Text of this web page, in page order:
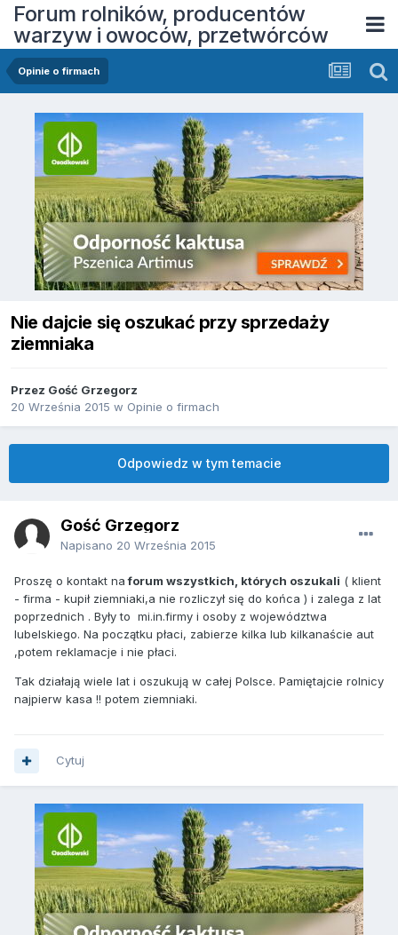
Forum rolników, producentów
warzyw i owoców, przetwórców
Opinie o firmach
Nie dajcie się oszukać przy sprzedaży
ziemniaka
Przez Gość Grzegorz
20 Września 2015 w Opinie o firmach
Odpowiedz w tym temacie
Gość Grzegorz
Napisano 20 Września 2015
Proszę o kontakt naforum wszystkich, których oszukali ( klient
- firma - kupił ziemniaki,a nie rozliczył się do końca ) i zalega z lat
poprzednich . Były to mi.in.firmy i osoby z województwa
lubelskiego. Na początku płaci, zabierze kilka lub kilkanaście aut
,potem reklamacje i nie płaci.
Tak działają wiele lat i oszukują w całej Polsce. Pamiętajcie rolnicy
najpierw kasa !! potem ziemniaki.
Cytuj